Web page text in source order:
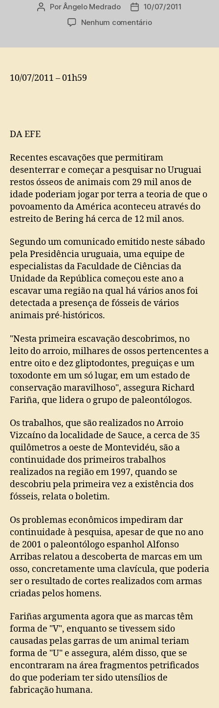
Autor
PorÂngelo Medrado
Data
de
10/07/2011
Nenhum comentárioem
10/07/2011 – 01h59
DA EFE
Recentes escavações que permitiram
desenterrar e começar a pesquisar no Uruguai
restos ósseos de animais com 29 mil anos de
idade poderiam jogar por terra a teoria de que o
povoamento da América aconteceu através do
estreito de Bering há cerca de 12 mil anos.
Segundo um comunicado emitido neste sábado
pela Presidência uruguaia, uma equipe de
especialistas da Faculdade de Ciências da
Unidade da República começou este ano a
escavar uma região na qual há vários anos foi
detectada a presença de fósseis de vários
animais pré-históricos.
"Nesta primeira escavação descobrimos, no
leito do arroio, milhares de ossos pertencentes a
entre oito e dez gliptodontes, preguiças e um
toxodonte em um só lugar, em um estado de
conservação maravilhoso", assegura Richard
Fariña, que lidera o grupo de paleontólogos.
Os trabalhos, que são realizados no Arroio
Vizcaíno da localidade de Sauce, a cerca de 35
quilômetros a oeste de Montevidéu, são a
continuidade dos primeiros trabalhos
realizados na região em 1997, quando se
descobriu pela primeira vez a existência dos
fósseis, relata o boletim.
Os problemas econômicos impediram dar
continuidade à pesquisa, apesar de que no ano
de 2001 o paleontólogo espanhol Alfonso
Arribas relatou a descoberta de marcas em um
osso, concretamente uma clavícula, que poderia
ser o resultado de cortes realizados com armas
criadas pelos homens.
Fariñas argumenta agora que as marcas têm
forma de "V", enquanto se tivessem sido
causadas pelas garras de um animal teriam
forma de "U" e assegura, além disso, que se
encontraram na área fragmentos petrificados
do que poderiam ter sido utensílios de
fabricação humana.